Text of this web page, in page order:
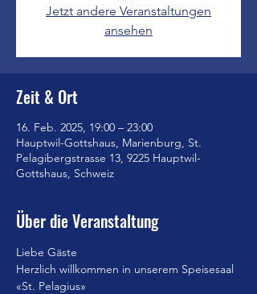
Jetzt andere Veranstaltungen
ansehen
Zeit & Ort
16. Feb. 2025, 19:00 – 23:00
Hauptwil-Gottshaus, Marienburg, St.
Pelagibergstrasse 13, 9225 Hauptwil-
Gottshaus, Schweiz
Über die Veranstaltung
Liebe Gäste
Herzlich willkommen in unserem Speisesaal
«St. Pelagius»